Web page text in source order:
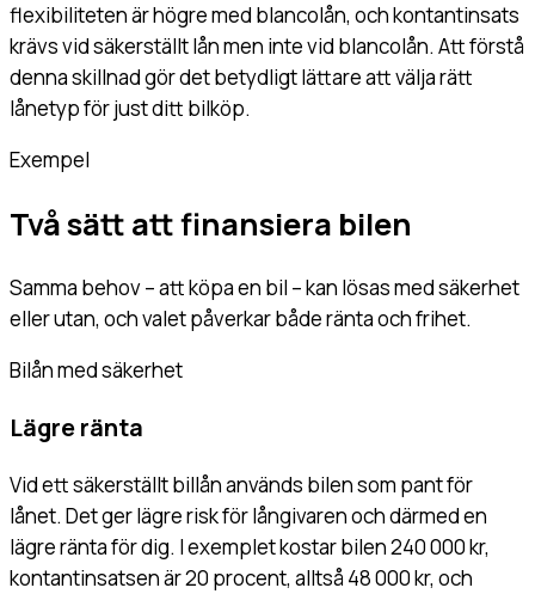
flexibiliteten är högre med blancolån, och kontantinsats
krävs vid säkerställt lån men inte vid blancolån. Att förstå
denna skillnad gör det betydligt lättare att välja rätt
lånetyp för just ditt bilköp.
Exempel
Två sätt att finansiera bilen
Samma behov – att köpa en bil – kan lösas med säkerhet
eller utan, och valet påverkar både ränta och frihet.
Bilån med säkerhet
Lägre ränta
Vid ett säkerställt billån används bilen som pant för
lånet. Det ger lägre risk för långivaren och därmed en
lägre ränta för dig. I exemplet kostar bilen 240 000 kr,
kontantinsatsen är 20 procent, alltså 48 000 kr, och